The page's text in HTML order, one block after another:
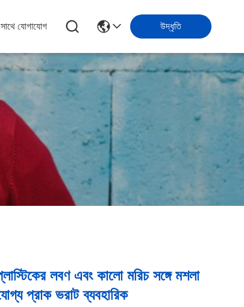
যোগাযোগ উদ্ধৃতি
লবণ এবং কালো মরিচ সঙ্গে মশলা
প্রাক ভরাট ব্যবহারিক